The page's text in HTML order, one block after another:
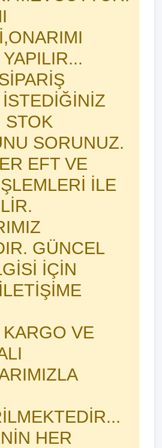
STOK
SORUNUZ.
EFT VE
İLE
GÜNCEL
İÇİN
VE
HER